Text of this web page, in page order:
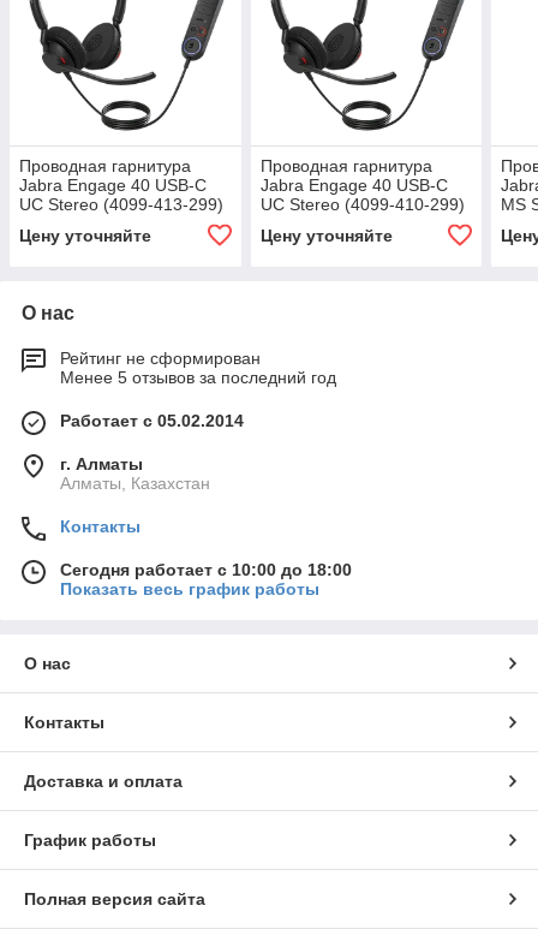
Проводная гарнитура
Jabra Engage 40 USB-C
UC Stereo (4099-413-299)
Цену уточняйте
Проводная гарнитура
Jabra Engage 40 USB-C
UC Stereo (4099-410-299)
Цену уточняйте
MS
О нас
Рейтинг не сформирован
Менее 5 отзывов за последний год
Работает с 05.02.2014
г. Алматы
Алматы, Казахстан
Контакты
Сегодня работает с 10:00 до 18:00
Показать весь график работы
О нас
Контакты
Доставка и оплата
График работы
Полная версия сайта